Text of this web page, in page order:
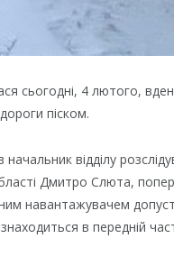
сьогодні, 4 лютого,
піском.
начальник відділу
Дмитро Слюта,
навантажувачем
в передній